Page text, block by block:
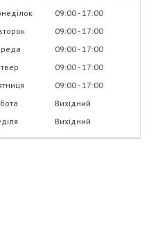
09:00 17:00
09:00 17:00
09:00 17:00
09:00 17:00
09:00 17:00
Вихідний
Вихідний